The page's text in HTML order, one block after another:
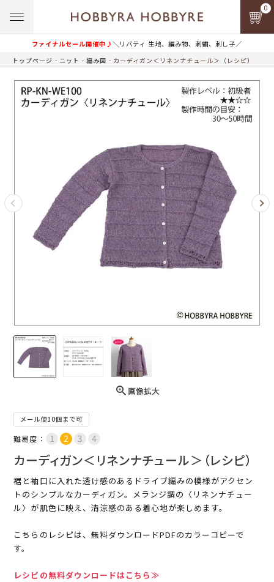
ファイナルセール開催中♪＼リバティ 生地、編み物、刺繍、刺し子／
0
トップページ ニット 編み図 カーディガン＜リネンナチュール＞（レシピ）
画像拡大
メール便10個まで可
難易度：
カーディガン＜リネンナチュール＞（レシピ）
裾と袖口に入れた透け感のあるドライブ編みの模様がアクセン
トのシンプルなカーディガン。メランジ調の〈リネンナチュー
ル〉が肌色に映え、清涼感のある着心地が楽しめます。
こちらのレシピは、無料ダウンロードPDFのカラーコピーで
す。
レシピの無料ダウンロードはこちら≫